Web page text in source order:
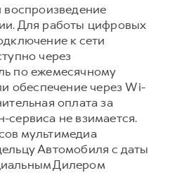
воспроизведение
Для работы цифровых
к сети
через
по ежемесячному
обеспечение через Wi-
оплата за
сервиса не взимается.
мультимедиа
Автомобиля с даты
Дилером